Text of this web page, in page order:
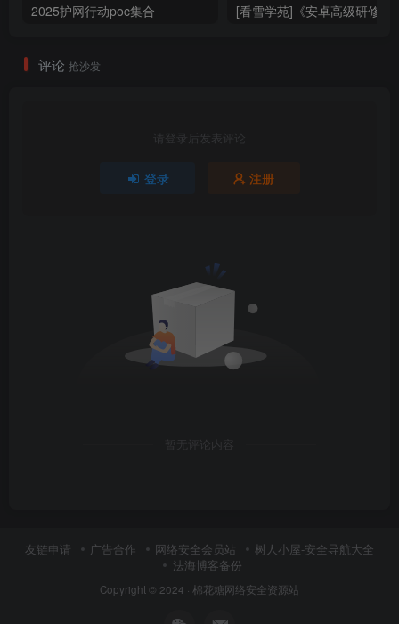
2025护网行动poc集合
评论 抢沙发
请登录后发表评论
登录 注册
暂无评论内容
友链申请 广告合作 网络安全会员站
树人小屋-安全导航大全
法海博客备份
Copyright © 2024 · 棉花糖网络安全资源站